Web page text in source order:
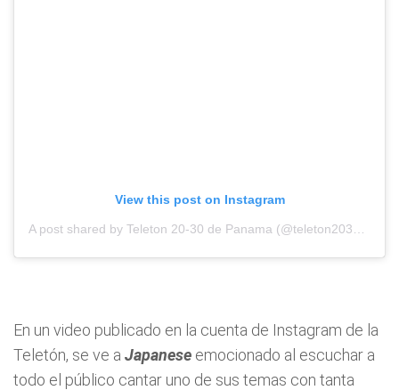
View this post on Instagram
En un video publicado en la cuenta de Instagram de la
Teletón, se ve a Japanese emocionado al escuchar a
todo el público cantar uno de sus temas con tanta